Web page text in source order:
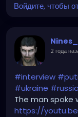
Войдите, чтобы
2 года
#interview
#ukraine #russia
The man spoke
https://